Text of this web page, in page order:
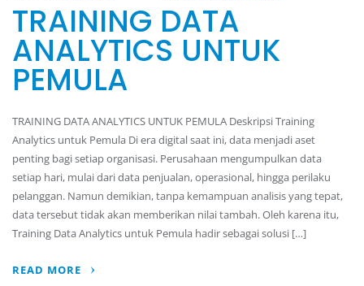
TRAINING DATA
ANALYTICS UNTUK
PEMULA
TRAINING DATA ANALYTICS UNTUK PEMULA Deskripsi Training
Analytics untuk Pemula Di era digital saat ini, data menjadi aset
penting bagi setiap organisasi. Perusahaan mengumpulkan data
setiap hari, mulai dari data penjualan, operasional, hingga perilaku
pelanggan. Namun demikian, tanpa kemampuan analisis yang tepat,
data tersebut tidak akan memberikan nilai tambah. Oleh karena itu,
Training Data Analytics untuk Pemula hadir sebagai solusi […]
READ MORE